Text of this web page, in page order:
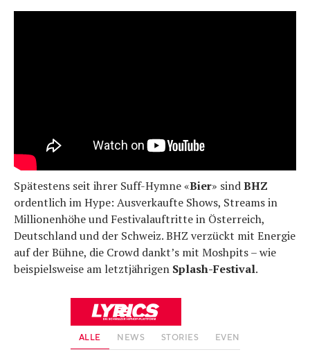
Spätestens seit ihrer Suff-Hymne «Bier» sindBHZ
ordentlich im Hype: Ausverkaufte Shows, Streams in
Millionenhöhe und Festivalauftritte in Österreich,
Deutschland und der Schweiz. BHZ verzückt mit Energie
auf der Bühne, die Crowd dankt’s mit Moshpits – wie
beispielsweise am letztjährigen Splash-Festival.